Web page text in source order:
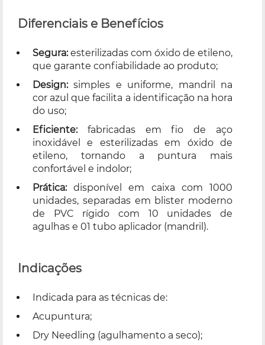
Diferenciais e Benefícios
Segura:esterilizadas com óxido de etileno,
que garante confiabilidade ao produto;
Design:simples e uniforme, mandril na
cor azul que facilita a identificação na hora
do uso;
Eficiente:fabricadas em fio de aço
inoxidável e esterilizadas em óxido de
etileno, tornando a puntura mais
confortável e indolor;
Prática:disponível em caixa com 1000
unidades, separadas em blister moderno
de PVC rígido com 10 unidades de
agulhas e 01 tubo aplicador (mandril).
Indicações
Indicada para as técnicas de:
Acupuntura;
Dry Needling (agulhamento a seco);